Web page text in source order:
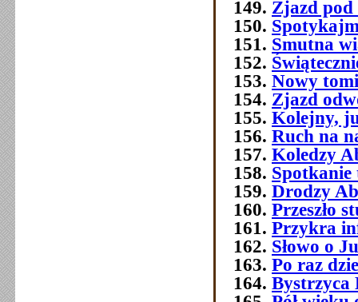
Zjazd
Smutna
Nowy
Zjazd
Kolejny,
Ruch na
Koledzy
Spotkanie
Drodzy
Przeszło
Przykra
Słowo o
Po raz
Bystrzyca